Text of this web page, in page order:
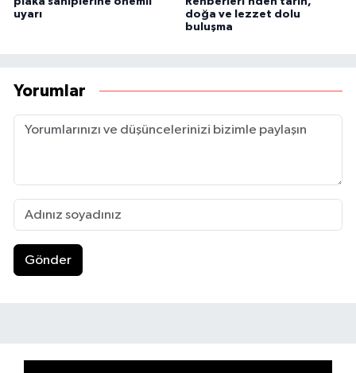
uyarı
doğa ve lezzet dolu
buluşma
Yorumlar
Gönder